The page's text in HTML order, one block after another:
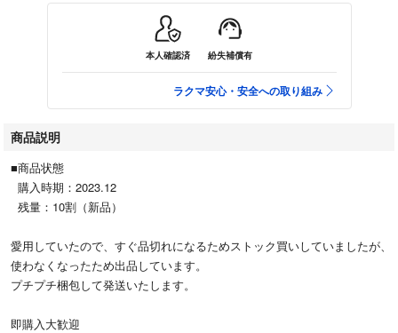
本人確認済 紛失補償有
ラクマ安心・安全への取り組み
商品説明
■商品状態
購入時期：2023.12
残量：10割（新品）
愛用していたので、すぐ品切れになるためストック買いしていましたが、
使わなくなったため出品しています。
プチプチ梱包して発送いたします。
即購入大歓迎